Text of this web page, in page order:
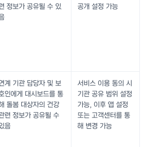
정보가 공유될 수 있
공개 설정 가능
계 기관 담당자 및 보
인에게 대시보드를 통
돌봄 대상자의 건강
련 정보가 공유될 수
음
서비스 이용 동의 시
기관 공유 범위 설정
가능, 이후 앱 설정
또는 고객센터를 통
해 변경 가능